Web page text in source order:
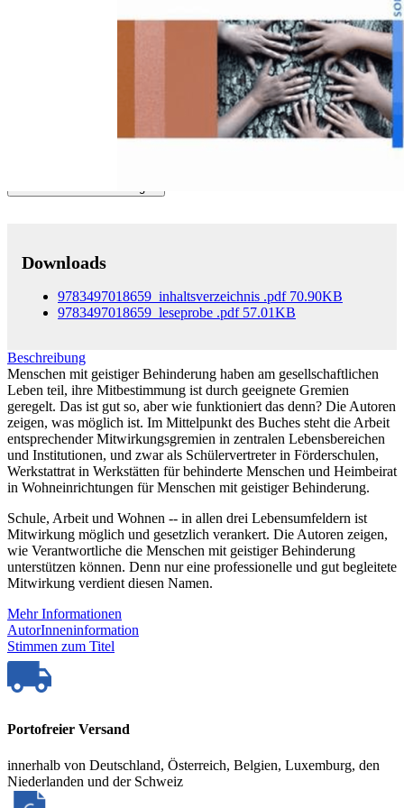
Mitwirkung von Menschen mit
geistiger Behinderung
Downloads
9783497018659_inhaltsverzeichnis .pdf 70.90KB
9783497018659_leseprobe .pdf 57.01KB
Beschreibung
Menschen mit geistiger Behinderung haben am gesellschaftlichen
Leben teil, ihre Mitbestimmung ist durch geeignete Gremien
geregelt. Das ist gut so, aber wie funktioniert das denn? Die Autoren
zeigen, was möglich ist. Im Mittelpunkt des Buches steht die Arbeit
entsprechender Mitwirkungsgremien in zentralen Lebensbereichen
und Institutionen, und zwar als Schülervertreter in Förderschulen,
Werkstattrat in Werkstätten für behinderte Menschen und Heimbeirat
in Wohneinrichtungen für Menschen mit geistiger Behinderung.
Schule, Arbeit und Wohnen -- in allen drei Lebensumfeldern ist
Mitwirkung möglich und gesetzlich verankert. Die Autoren zeigen,
wie Verantwortliche die Menschen mit geistiger Behinderung
unterstützen können. Denn nur eine professionelle und gut begleitete
Mitwirkung verdient diesen Namen.
Mehr Informationen
AutorInneninformation
Stimmen zum Titel
Portofreier Versand
innerhalb von Deutschland, Österreich, Belgien, Luxemburg, den
Niederlanden und der Schweiz